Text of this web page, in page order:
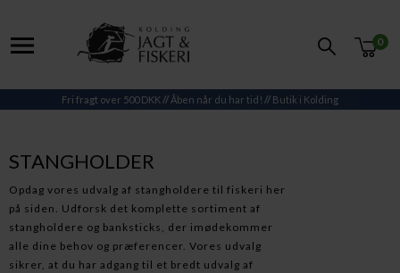
0
Fri fragt over 500 DKK// Åben når du har tid! // Butik i Kolding
STANGHOLDER
Opdag vores udvalg af stangholdere til fiskeri her
på siden. Udforsk det komplette sortiment af
stangholdere og banksticks, der imødekommer
alle dine behov og præferencer. Vores udvalg
sikrer, at du har adgang til et bredt udvalg af